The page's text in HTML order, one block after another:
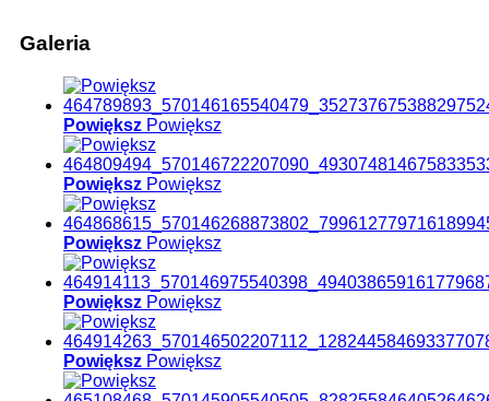
Galeria
Powiększ Powiększ
Powiększ Powiększ
Powiększ Powiększ
Powiększ Powiększ
Powiększ Powiększ